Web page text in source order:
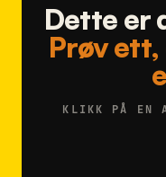
Dette er
Prøv
KLIKK PÅ EN